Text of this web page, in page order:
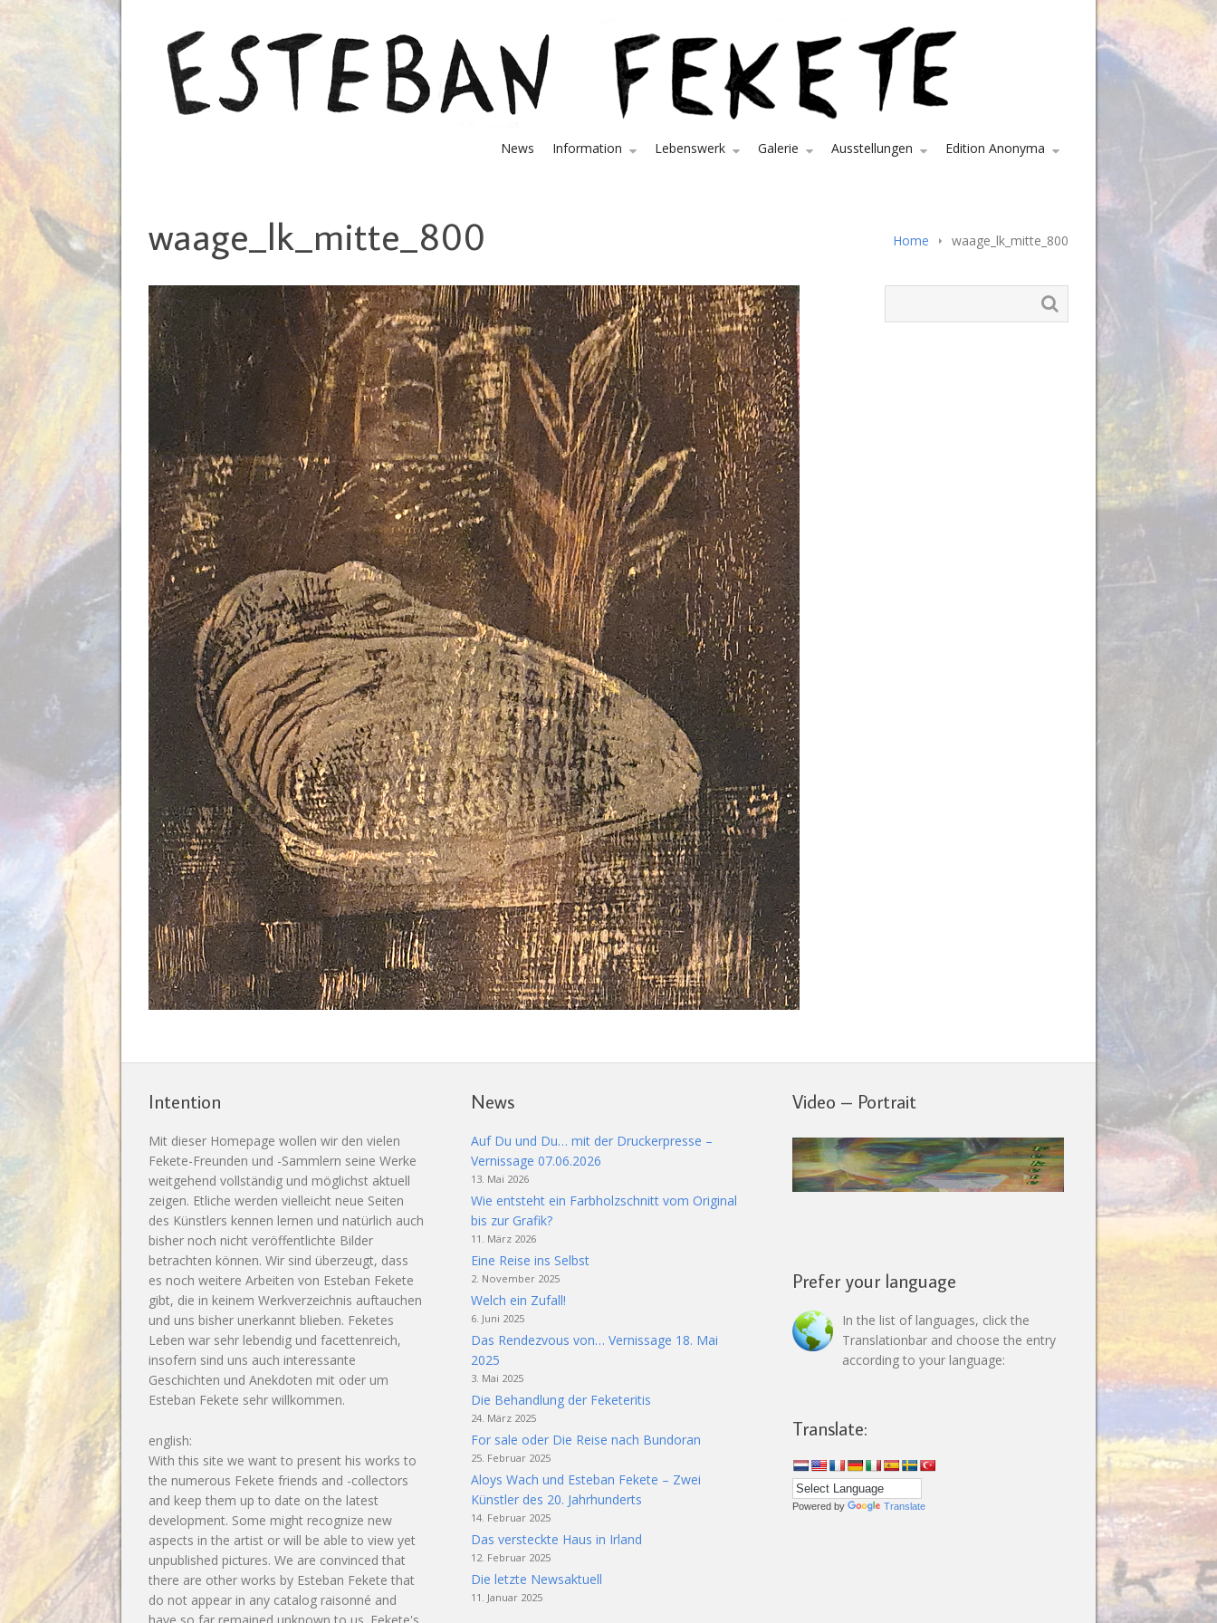
News Information Lebenswerk Galerie Ausstellungen Edition Anonyma
Home waage_lk_mitte_800
waage_lk_mitte_800
Intention
Mit dieser Homepage wollen wir den vielen
Fekete-Freunden und -Sammlern seine Werke
weitgehend vollständig und möglichst aktuell
zeigen. Etliche werden vielleicht neue Seiten
des Künstlers kennen lernen und natürlich auch
bisher noch nicht veröffentlichte Bilder
betrachten können. Wir sind überzeugt, dass
es noch weitere Arbeiten von Esteban Fekete
gibt, die in keinem Werkverzeichnis auftauchen
und uns bisher unerkannt blieben. Feketes
Leben war sehr lebendig und facettenreich,
insofern sind uns auch interessante
Geschichten und Anekdoten mit oder um
Esteban Fekete sehr willkommen.
english:
With this site we want to present his works to
the numerous Fekete friends and -collectors
and keep them up to date on the latest
development. Some might recognize new
aspects in the artist or will be able to view yet
unpublished pictures. We are convinced that
there are other works by Esteban Fekete that
do not appear in any catalog raisonné and
News
Auf Du und Du… mit der Druckerpresse –
Vernissage 07.06.2026
13. Mai 2026
Wie entsteht ein Farbholzschnitt vom Original
bis zur Grafik?
11. März 2026
Eine Reise ins Selbst
2. November 2025
Welch ein Zufall!
6. Juni 2025
Das Rendezvous von… Vernissage 18. Mai
2025
3. Mai 2025
Die Behandlung der Feketeritis
24. März 2025
For sale oder Die Reise nach Bundoran
25. Februar 2025
Aloys Wach und Esteban Fekete – Zwei
Künstler des 20. Jahrhunderts
14. Februar 2025
Das versteckte Haus in Irland
12. Februar 2025
Die letzte Newsaktuell
11. Januar 2025
Video – Portrait
Prefer your language
In the list of languages, click the
Translationbar and choose the entry
according to your language:
Translate:
Powered by Translate